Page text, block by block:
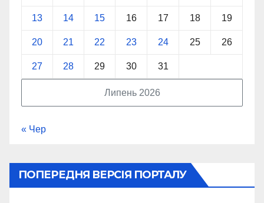
Липень 2026
13 14 15 16 17 18 19
20 21 22 23 24 25 26
27 28 29 30 31
« Чер
ПОПЕРЕДНЯ ВЕРСІЯ ПОРТАЛУ